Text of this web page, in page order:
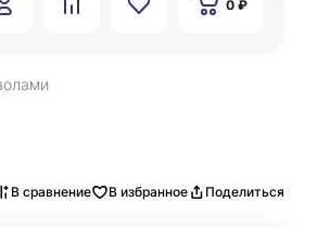
0 ₽
В сравнение В избранное Поделиться